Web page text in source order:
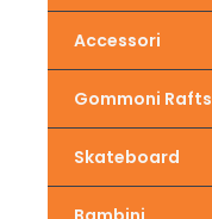
Accessori
Gommoni Rafts
Skateboard